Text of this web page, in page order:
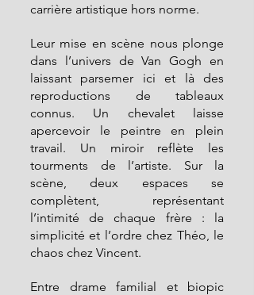
carrière artistique hors norme.
Leur mise en scène nous plonge
dans l’univers de Van Gogh en
laissant parsemer ici et là des
reproductions de tableaux
connus. Un chevalet laisse
apercevoir le peintre en plein
travail. Un miroir reflète les
tourments de l’artiste. Sur la
scène, deux espaces se
complètent, représentant
l’intimité de chaque frère : la
simplicité et l’ordre chez Théo, le
chaos chez Vincent.
Entre drame familial et biopic